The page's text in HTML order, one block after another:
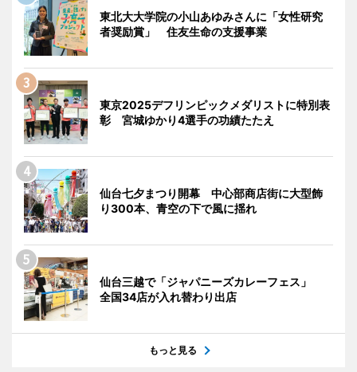
東北大大学院の小山あゆみさんに「女性研究
者奨励賞」 住友生命の支援事業
東京2025デフリンピックメダリストに特別表
彰 宮城ゆかり4選手の功績たたえ
仙台七夕まつり開幕 中心部商店街に大型飾
り300本、青空の下で風に揺れ
仙台三越で「ジャパニーズカレーフェス」
全国34店が入れ替わり出店
もっと見る